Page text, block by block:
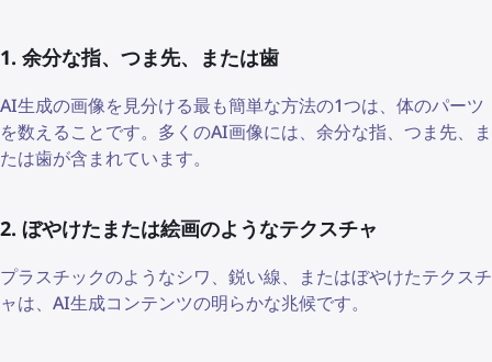
1. 余分な指、つま先、または歯
AI生成の画像を見分ける最も簡単な方法の1つは、体のパーツ
を数えることです。多くのAI画像には、余分な指、つま先、ま
たは歯が含まれています。
2. ぼやけたまたは絵画のようなテクスチャ
プラスチックのようなシワ、鋭い線、またはぼやけたテクスチ
ャは、AI生成コンテンツの明らかな兆候です。